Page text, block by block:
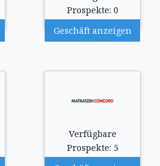
Prospekte: 0
Geschäft anzeigen
Verfügbare
Prospekte: 5